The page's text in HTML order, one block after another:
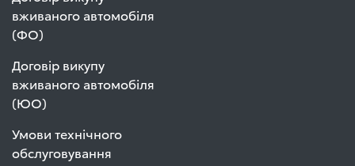
вживаного автомобіля
(ФО)
Договір викупу
вживаного автомобіля
(ЮО)
Умови технічного
обслуговування